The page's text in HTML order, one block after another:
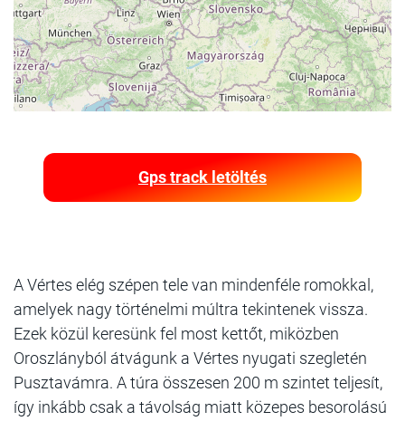
Gps track letöltés
A Vértes elég szépen tele van mindenféle romokkal,
amelyek nagy történelmi múltra tekintenek vissza.
Ezek közül keresünk fel most kettőt, miközben
Oroszlányból átvágunk a Vértes nyugati szegletén
Pusztavámra. A túra összesen 200 m szintet teljesít,
így inkább csak a távolság miatt közepes besorolású